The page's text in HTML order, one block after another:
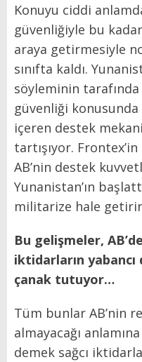
Konuyu ciddi
güvenliğiyle bu
araya getirmesiyle
sınıfta kaldı.
söyleminin tarafında
güvenliği konusunda
içeren destek
tartışıyor.
AB’nin destek
Yunanistan’ın
militarize hale
Bu gelişmeler,
iktidarların yabancı
çanak tutuyor…
Tüm bunlar AB’nin
almayacağı
demek sağcı